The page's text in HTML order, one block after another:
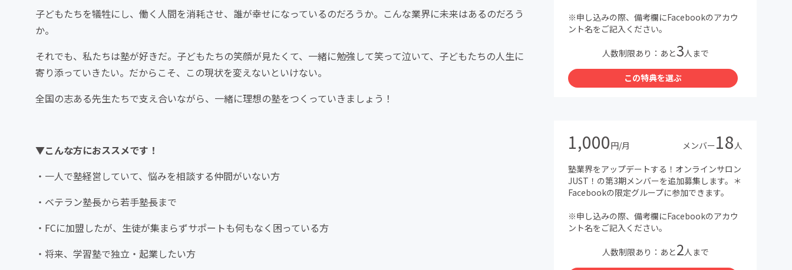
子どもたちを犠牲にし、働く人間を消耗させ、誰が幸せになっているのだろうか。こんな業界に未来はあるのだろう
か。
それでも、私たちは塾が好きだ。子どもたちの笑顔が見たくて、一緒に勉強して笑って泣いて、子どもたちの人生に
寄り添っていきたい。だからこそ、この現状を変えないといけない。
全国の志ある先生たちで支え合いながら、一緒に理想の塾をつくっていきましょう！
▼こんな方におススメです！
・一人で塾経営していて、悩みを相談する仲間がいない方
・ベテラン塾長から若手塾長まで
・FCに加盟したが、生徒が集まらずサポートも何もなく困っている方
・将来、学習塾で独立・起業したい方
※申し込みの際、備考欄にFacebookのアカウ
ント名をご記入ください。
人数制限あり：あと3人まで
この特典を選ぶ
1,000円/月 メンバー18人
塾業界をアップデートする！オンラインサロン
JUST！の第3期メンバーを追加募集します。＊
Facebookの限定グループに参加できます。
※申し込みの際、備考欄にFacebookのアカウ
ント名をご記入ください。
人数制限あり：あと2人まで